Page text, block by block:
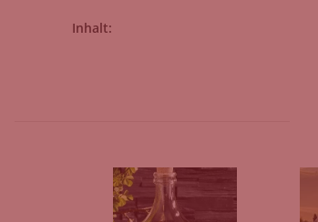
Produkteigenschaft
Wert
Inhalt: